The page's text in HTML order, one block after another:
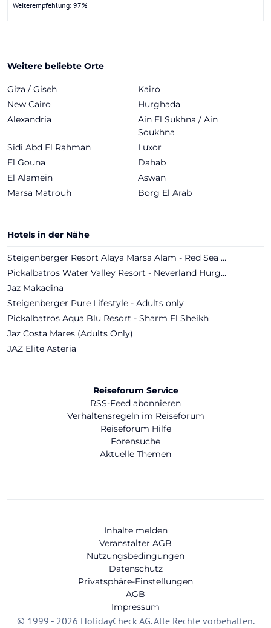
Weiterempfehlung: 97%
Weitere beliebte Orte
Giza / Giseh
Kairo
New Cairo
Hurghada
Alexandria
Ain El Sukhna / Ain
Soukhna
Sidi Abd El Rahman
Luxor
El Gouna
Dahab
El Alamein
Aswan
Marsa Matrouh
Borg El Arab
Hotels in der Nähe
Steigenberger Resort Alaya Marsa Alam - Red Sea - Adults only
Pickalbatros Water Valley Resort - Neverland Hurghada
Jaz Makadina
Steigenberger Pure Lifestyle - Adults only
Pickalbatros Aqua Blu Resort - Sharm El Sheikh
Jaz Costa Mares (Adults Only)
JAZ Elite Asteria
Reiseforum Service
RSS-Feed abonnieren
Verhaltensregeln im Reiseforum
Reiseforum Hilfe
Forensuche
Aktuelle Themen
Inhalte melden
Veranstalter AGB
Nutzungsbedingungen
Datenschutz
Privatsphäre-Einstellungen
AGB
Impressum
© 1999 - 2026 HolidayCheck AG. Alle Rechte vorbehalten.